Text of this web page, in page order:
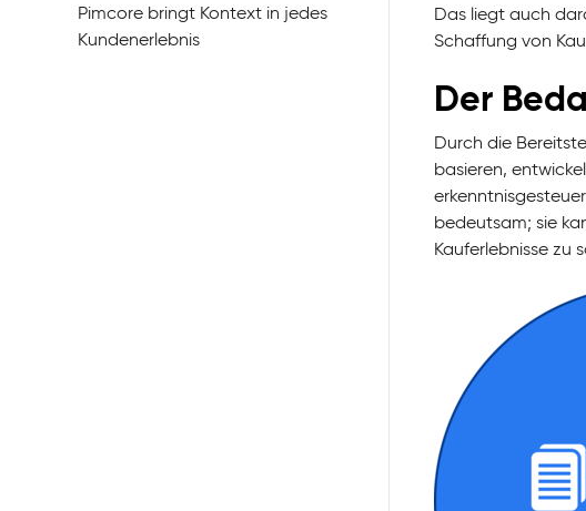
Pimcore bringt Kontext in jedes
Kundenerlebnis
Das liegt auch
Schaffung von
Der
Durch die
basieren,
bedeutsam; sie
Kauferlebnisse zu